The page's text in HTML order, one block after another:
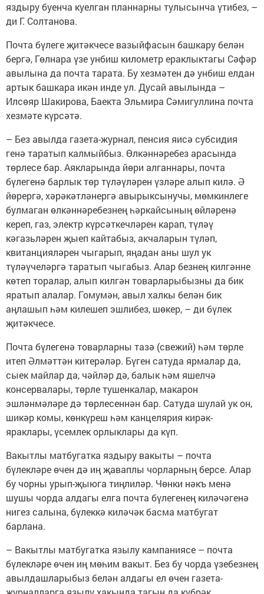
яздыру буенча куелган планнарны тулысынча үтибез, –
ди Г. Солтанова.
Почта бүлеге җитәкчесе вазыйфасын башкару белән
бергә, Гөлнара үзе унбиш километр ераклыктагы Сәфәр
авылына да почта тарата. Бу хезмәтен дә унбиш елдан
артык башкара икән инде ул. Дусай авылында –
Илсөяр Шакирова, Баекта Эльмира Сәмигуллина почта
хезмәте күрсәтә.
– Без авылда газета-журнал, пенсия яисә субсидия
генә таратып калмыйбыз. Өлкәннәребез арасында
төрлесе бар. Аякларында йөри алганнары, почта
бүлегенә барлык төр түләүләрен үзләре алып килә. Ә
йөрергә, хәрәкәтләнергә авырыксынучы, мөмкинлеге
булмаган өлкәннәребезнең һәркайсының өйләренә
кереп, газ, электр күрсәткечләрен карап, түләү
кәгазьләрен җыеп кайтабыз, акчаларын түләп,
квитанцияләрен чыгарып, яңадан аны шул ук
түләүчеләргә таратып чыгабыз. Алар безнең килгәнне
көтеп торалар, алып килгән товарларыбызны да бик
яратып алалар. Гомумән, авыл халкы белән бик
аңлашып һәм килешеп эшлибез, шөкер, – ди бүлек
җитәкчесе.
Почта бүлегенә товарларны тазә (свежий) һәм төрле
итеп Әлмәттән китерәләр. Бүген сатуда ярмалар да,
сыек майлар да, чәйләр дә, балык һәм яшелчә
консервалары, төрле тушенкалар, макарон
эшләнмәләре дә төрлесеннән бар. Сатуда шулай ук он,
шикәр комы, көнкүреш һәм канцелярия кирәк-
яраклары, үсемлек орлыклары да күп.
Вакытлы матбугатка яздыру вакыты – почта
бүлекләре өчен дә иң җаваплы чорларның берсе. Алар
бу чорны урып-җыюга тиңлиләр. Чөнки нәкъ менә
шушы чорда алдагы елга почта бүлегенең киләчәгенә
нигез салына, бүлеккә киләчәк басма матбугат
барлана.
– Вакытлы матбугатка язылу кампаниясе – почта
бүлекләре өчен иң мөһим вакыт. Без бу чорда үзебезнең
авылдашларыбыз белән алдагы ел өчен газета-